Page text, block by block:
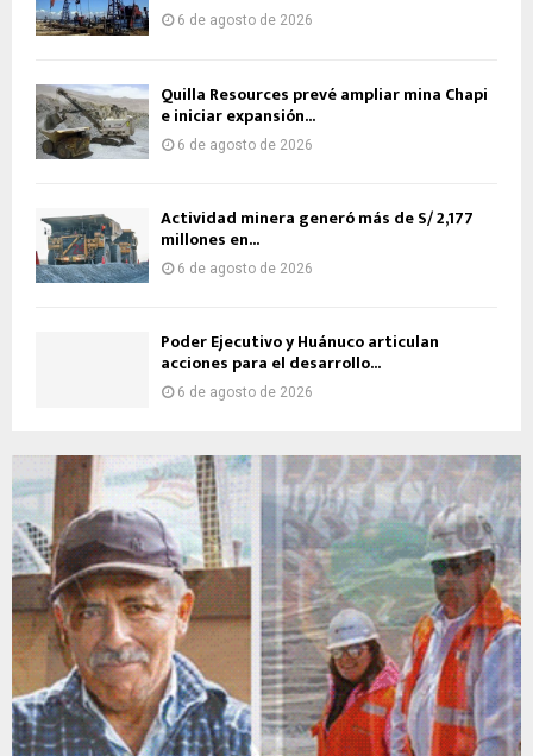
6 de agosto de 2026
Quilla Resources prevé ampliar mina Chapi
e iniciar expansión...
6 de agosto de 2026
Actividad minera generó más de S/ 2,177
millones en...
6 de agosto de 2026
Poder Ejecutivo y Huánuco articulan
acciones para el desarrollo...
6 de agosto de 2026